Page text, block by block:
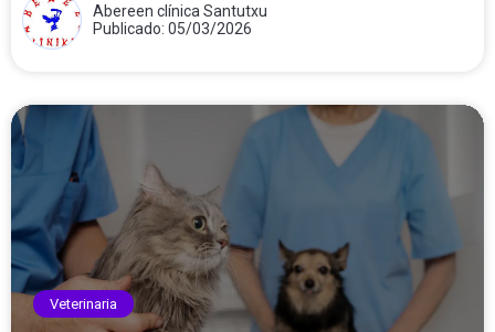
Abereen clínica Santutxu
Publicado: 05/03/2026
Veterinaria